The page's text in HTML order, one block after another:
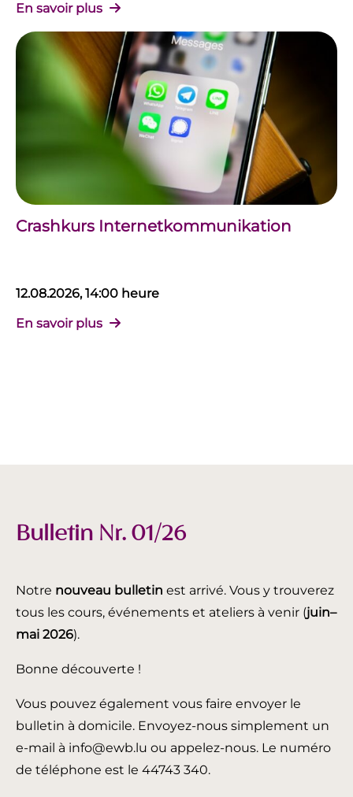
En savoir plus
Crashkurs Internetkommunikation
12.08.2026, 14:00 heure
En savoir plus
Bulletin Nr. 01/26
Notre nouveau bulletin est arrivé. Vous y trouverez
tous les cours, événements et ateliers à venir (juin–
mai 2026).
Bonne découverte !
Vous pouvez également vous faire envoyer le
bulletin à domicile. Envoyez-nous simplement un
e-mail à info@ewb.lu ou appelez-nous. Le numéro
de téléphone est le 44743 340.